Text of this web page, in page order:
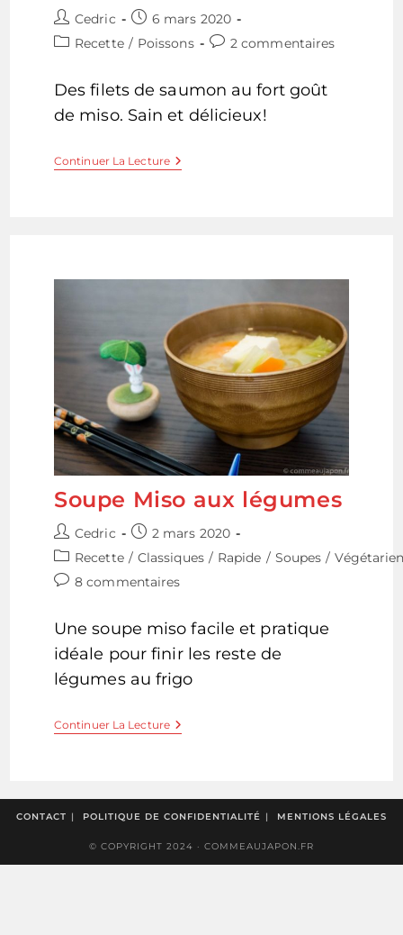
Auteur/autrice
de
Cedric
Publication
publiée :
6 mars 2020
PostRecette / Poissons
Commentaires
publication :
2 commentaires
Des filets de saumon au fort goût
de miso. Sain et délicieux!
Continuer La LectureSaumon
Mariné
Soupe Miso aux légumes
Auteur/autrice
de
la
publication :
Cedric
Publication
publiée :
2 mars 2020
Post
category:
Recette / Classiques / Rapide / Soupes /
Commentaires
publication :
8 commentaires
Une soupe miso facile et pratique
idéale pour finir les reste de
légumes au frigo
Continuer La LectureSoupe
CONTACT POLITIQUE DE CONFIDENTIALITÉ MENTIONS LÉGALES
© COPYRIGHT 2024 · COMMEAUJAPON.FR